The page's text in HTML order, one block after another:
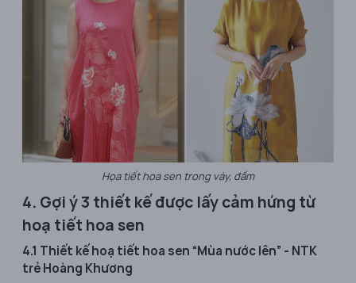
Họa tiết hoa sen trong váy, đầm
4. Gợi ý 3 thiết kế được lấy cảm hứng từ
hoạ tiết hoa sen
4.1 Thiết kế hoạ tiết hoa sen “Mùa nước lên” - NTK
trẻ Hoàng Khương